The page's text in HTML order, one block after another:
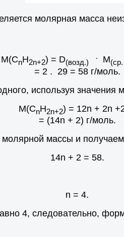
молярная масса
М(СnH2n+2) = D(возд.)
. M
= 2 . 29 = 58 г/моль.
используя значения
М(СnH2n+2) = 12n + 2n
= (14n + 2) г/моль.
массы и
14n + 2 = 58.
n = 4.
4, следовательно,